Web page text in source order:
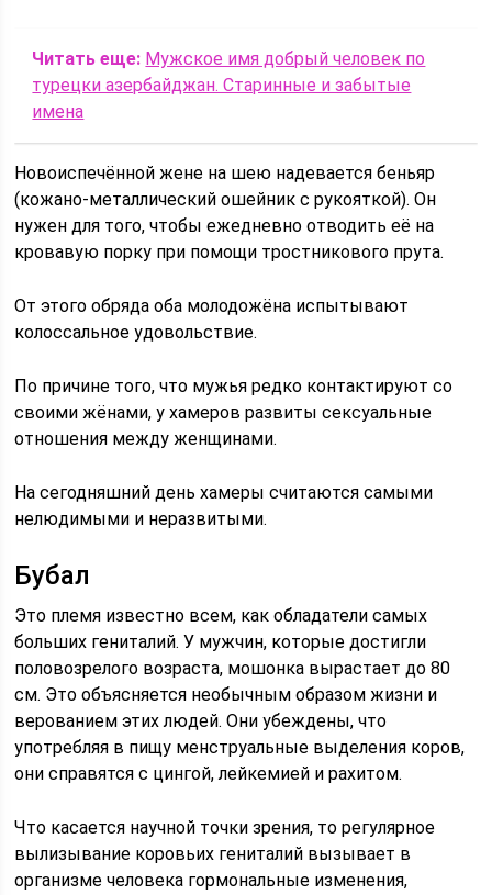
Читать еще: Мужское имя добрый человек по
турецки азербайджан. Старинные и забытые
имена
Новоиспечённой жене на шею надевается беньяр
(кожано-металлический ошейник с рукояткой). Он
нужен для того, чтобы ежедневно отводить её на
кровавую порку при помощи тростникового прута.
От этого обряда оба молодожёна испытывают
колоссальное удовольствие.
По причине того, что мужья редко контактируют со
своими жёнами, у хамеров развиты сексуальные
отношения между женщинами.
На сегодняшний день хамеры считаются самыми
нелюдимыми и неразвитыми.
Бубал
Это племя известно всем, как обладатели самых
больших гениталий. У мужчин, которые достигли
половозрелого возраста, мошонка вырастает до 80
см. Это объясняется необычным образом жизни и
верованием этих людей. Они убеждены, что
употребляя в пищу менструальные выделения коров,
они справятся с цингой, лейкемией и рахитом.
Что касается научной точки зрения, то регулярное
вылизывание коровьих гениталий вызывает в
организме человека гормональные изменения,